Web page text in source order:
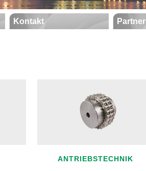
Kontakt Partner
ANTRIEBSTECHNIK